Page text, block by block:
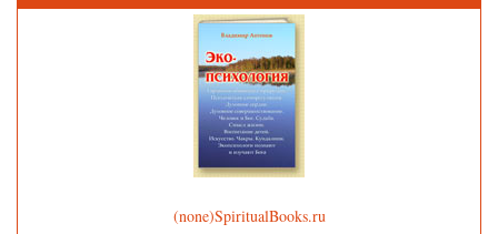
(none)SpiritualBooks.ru